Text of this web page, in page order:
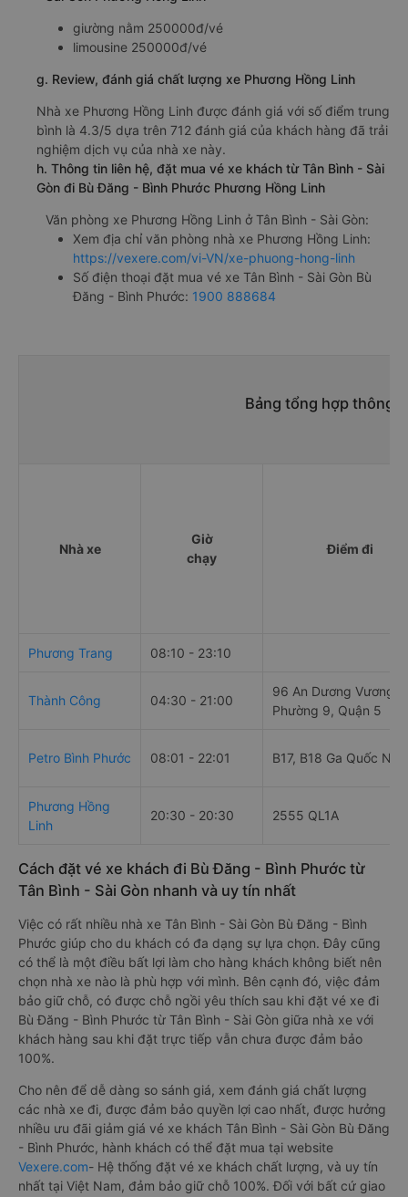
giường nằm 250000đ/vé
limousine 250000đ/vé
g. Review, đánh giá chất lượng xe Phương Hồng Linh
Nhà xe Phương Hồng Linh được đánh giá với số điểm trung
bình là 4.3/5 dựa trên 712 đánh giá của khách hàng đã trải
nghiệm dịch vụ của nhà xe này.
h. Thông tin liên hệ, đặt mua vé xe khách từ Tân Bình - Sài
Gòn đi Bù Đăng - Bình Phước Phương Hồng Linh
Văn phòng xe Phương Hồng Linh ở Tân Bình - Sài Gòn:
Xem địa chỉ văn phòng nhà xe Phương Hồng Linh:
https://vexere.com/vi-VN/xe-phuong-hong-linh
Số điện thoại đặt mua vé xe Tân Bình - Sài Gòn Bù
Đăng - Bình Phước: 1900 888684
Bảng tổng hợp thông
Nhà xe
Giờ
chạy
Điểm đi
Phương Trang 08:10 - 23:10
Thành Công 04:30 - 21:00
96 An Dương Vương,
Phường 9, Quận 5
Petro Bình Phước 08:01 - 22:01 B17, B18 Ga Quốc Nội
Phương Hồng
Linh
20:30 - 20:30 2555 QL1A
Cách đặt vé xe khách đi Bù Đăng - Bình Phước từ
Tân Bình - Sài Gòn nhanh và uy tín nhất
Việc có rất nhiều nhà xe Tân Bình - Sài Gòn Bù Đăng - Bình
Phước giúp cho du khách có đa dạng sự lựa chọn. Đây cũng
có thể là một điều bất lợi làm cho hàng khách không biết nên
chọn nhà xe nào là phù hợp với mình. Bên cạnh đó, việc đảm
bảo giữ chỗ, có được chỗ ngồi yêu thích sau khi đặt vé xe đi
Bù Đăng - Bình Phước từ Tân Bình - Sài Gòn giữa nhà xe với
khách hàng sau khi đặt trực tiếp vẫn chưa được đảm bảo
100%.
Cho nên để dễ dàng so sánh giá, xem đánh giá chất lượng
các nhà xe đi, được đảm bảo quyền lợi cao nhất, được hưởng
nhiều ưu đãi giảm giá vé xe khách Tân Bình - Sài Gòn Bù Đăng
- Bình Phước, hành khách có thể đặt mua tại website
Vexere.com- Hệ thống đặt vé xe khách chất lượng, và uy tín
nhất tại Việt Nam, đảm bảo giữ chỗ 100%. Đối với bất cứ giao